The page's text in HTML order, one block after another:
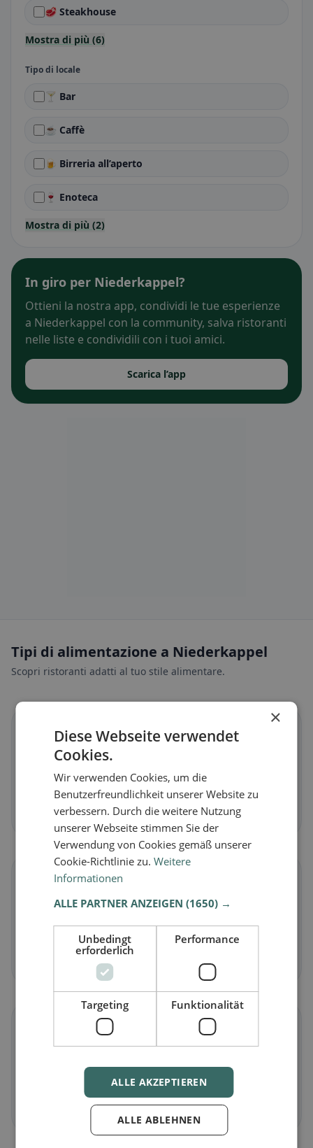
🥩 Steakhouse
Mostra di più (6)
Tipo di locale
🍸 Bar
☕ Caffè
🍺 Birreria all’aperto
🍷 Enoteca
Mostra di più (2)
In giro per Niederkappel?
Ottieni la nostra app, condividi le tue esperienze
a Niederkappel con la community, salva ristoranti
nelle liste e condividili con i tuoi amici.
Scarica l’app
Tipi di alimentazione a Niederkappel
Scopri ristoranti adatti al tuo stile alimentare.
Piatti vegetali e cucina vegana
Scopri ora →
Piatti senza carne e classici vegetariani
Senza glutinein Niederkappel
Opzioni senza glutine e consigli della community
×
Diese Webseite verwendet
Cookies.
Wir verwenden Cookies, um die
Benutzerfreundlichkeit unserer Website zu
verbessern. Durch die weitere Nutzung
unserer Webseite stimmen Sie der
Verwendung von Cookies gemäß unserer
Cookie-Richtlinie zu.Weitere
Informationen
ALLE PARTNER ANZEIGEN(1650) →
Unbedingt
erforderlich
Performance
Targeting Funktionalität
ALLE AKZEPTIEREN
ALLE ABLEHNEN